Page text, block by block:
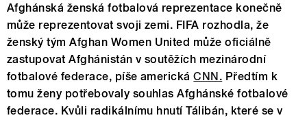
Afghánská ženská fotbalová reprezentace konečně
může reprezentovat svoji zemi. FIFA rozhodla, že
ženský tým Afghan Women United může oficiálně
zastupovat Afghánistán v soutěžích mezinárodní
fotbalové federace, píše americkáCNN. Předtím k
tomu ženy potřebovaly souhlas Afghánské fotbalové
federace. Kvůli radikálnímu hnutí Tálibán, které se v